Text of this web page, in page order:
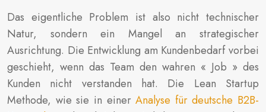
Das eigentliche Problem ist also nicht technischer
Natur, sondern ein Mangel an strategischer
Ausrichtung. Die Entwicklung am Kundenbedarf vorbei
geschieht, wenn das Team den wahren « Job » des
Kunden nicht verstanden hat. Die Lean Startup
Methode, wie sie in einerAnalyse für deutsche B2B-